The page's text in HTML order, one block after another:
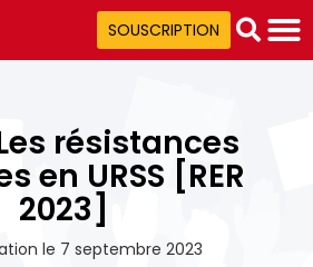
SOUSCRIPTION
résistances
en URSS [RER
2023]
le 7 septembre 2023